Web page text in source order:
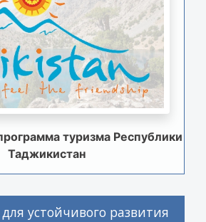
туризма Республики
Таджикистан
устойчивого развития